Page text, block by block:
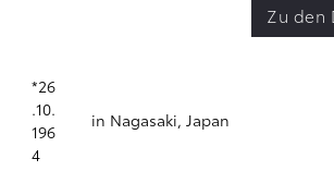
*26
.10.
196
4
in Nagasaki, Japan